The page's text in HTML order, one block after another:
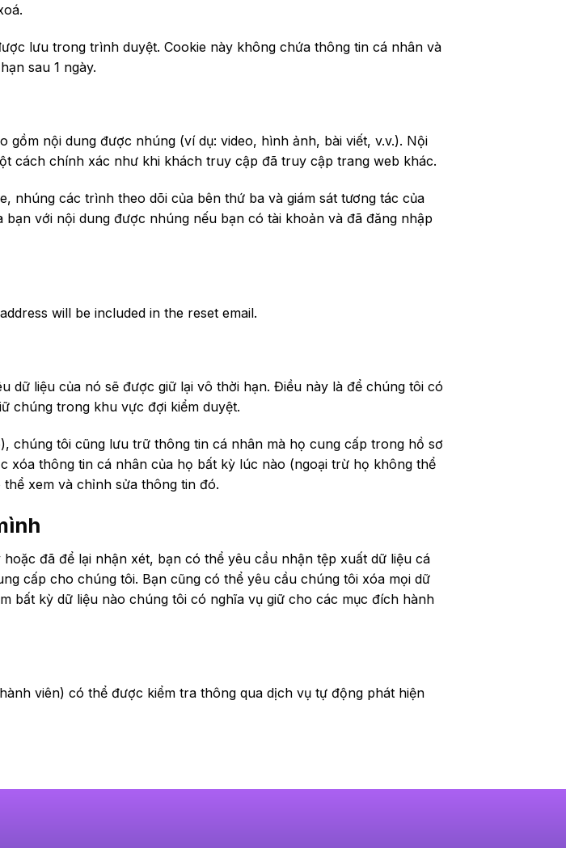
lưu trong trình duyệt. Cookie này không chứa thông tin cá nhân và
sau 1 ngày.
gồm nội dung được nhúng (ví dụ: video, hình ảnh, bài viết, v.v.). Nội
cách chính xác như khi khách truy cập đã truy cập trang web khác.
nhúng các trình theo dõi của bên thứ ba và giám sát tương tác của
với nội dung được nhúng nếu bạn có tài khoản và đã đăng nhập
will be included in the reset email.
dữ liệu của nó sẽ được giữ lại vô thời hạn. Điều này là để chúng tôi có
chúng trong khu vực đợi kiểm duyệt.
chúng tôi cũng lưu trữ thông tin cá nhân mà họ cung cấp trong hồ sơ
xóa thông tin cá nhân của họ bất kỳ lúc nào (ngoại trừ họ không thể
xem và chỉnh sửa thông tin đó.
đã để lại nhận xét, bạn có thể yêu cầu nhận tệp xuất dữ liệu cá
cấp cho chúng tôi. Bạn cũng có thể yêu cầu chúng tôi xóa mọi dữ
bất kỳ dữ liệu nào chúng tôi có nghĩa vụ giữ cho các mục đích hành
viên) có thể được kiểm tra thông qua dịch vụ tự động phát hiện